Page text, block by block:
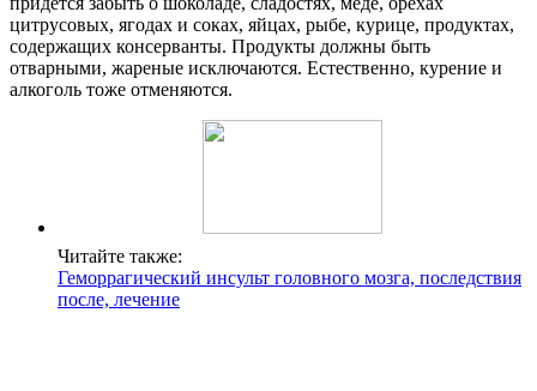
цитрусовых, ягодах и соках, яйцах, рыбе, курице, продуктах,
содержащих консерванты. Продукты должны быть
отварными, жареные исключаются. Естественно, курение и
алкоголь тоже отменяются.
Читайте также:
Геморрагический инсульт головного мозга, последствия
после, лечение